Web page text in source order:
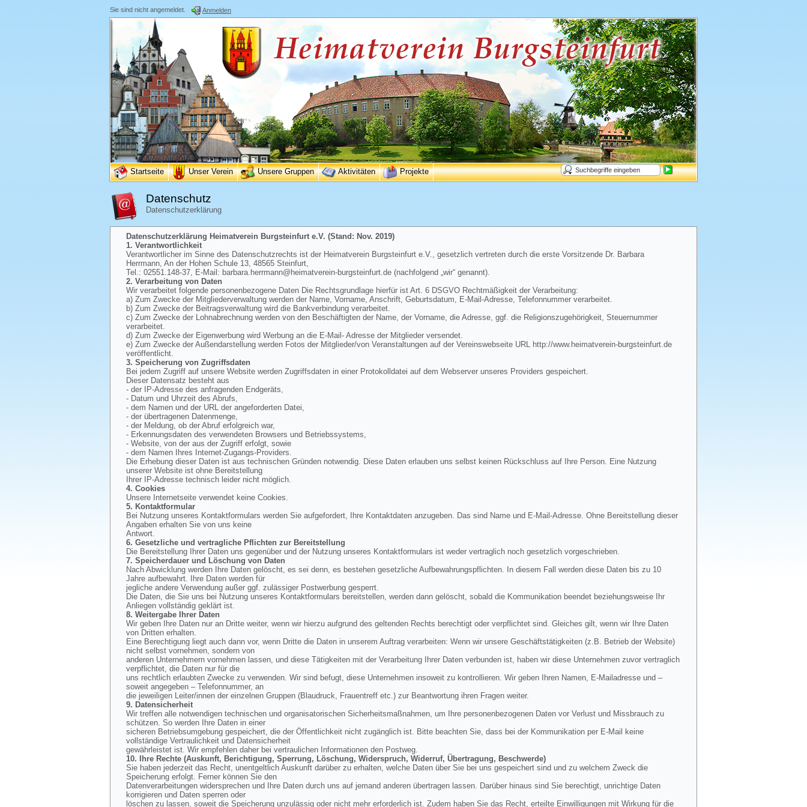
Sie sind nicht angemeldet. Anmelden
Startseite Unser Verein Unsere Gruppen Aktivitäten Projekte
Datenschutz
Datenschutzerklärung
Datenschutzerklärung Heimatverein Burgsteinfurt e.V. (Stand: Nov. 2019)
1. Verantwortlichkeit
Verantwortlicher im Sinne des Datenschutzrechts ist der Heimatverein Burgsteinfurt e.V., gesetzlich vertreten durch die erste Vorsitzende Dr. Barbara
Herrmann, An der Hohen Schule 13, 48565 Steinfurt,
Tel.: 02551.148-37, E-Mail: barbara.herrmann@heimatverein-burgsteinfurt.de (nachfolgend „wir“ genannt).
2. Verarbeitung von Daten
Wir verarbeitet folgende personenbezogene Daten Die Rechtsgrundlage hierfür ist Art. 6 DSGVO Rechtmäßigkeit der Verarbeitung:
a) Zum Zwecke der Mitgliederverwaltung werden der Name, Vorname, Anschrift, Geburtsdatum, E-Mail-Adresse, Telefonnummer verarbeitet.
b) Zum Zwecke der Beitragsverwaltung wird die Bankverbindung verarbeitet.
c) Zum Zwecke der Lohnabrechnung werden von den Beschäftigten der Name, der Vorname, die Adresse, ggf. die Religionszugehörigkeit, Steuernummer
verarbeitet.
d) Zum Zwecke der Eigenwerbung wird Werbung an die E-Mail- Adresse der Mitglieder versendet.
e) Zum Zwecke der Außendarstellung werden Fotos der Mitglieder/von Veranstaltungen auf der Vereinswebseite URL http://www.heimatverein-burgsteinfurt.de
veröffentlicht.
3. Speicherung von Zugriffsdaten
Bei jedem Zugriff auf unsere Website werden Zugriffsdaten in einer Protokolldatei auf dem Webserver unseres Providers gespeichert.
Dieser Datensatz besteht aus
- der IP-Adresse des anfragenden Endgeräts,
- Datum und Uhrzeit des Abrufs,
- dem Namen und der URL der angeforderten Datei,
- der übertragenen Datenmenge,
- der Meldung, ob der Abruf erfolgreich war,
- Erkennungsdaten des verwendeten Browsers und Betriebssystems,
- Website, von der aus der Zugriff erfolgt, sowie
- dem Namen Ihres Internet-Zugangs-Providers.
Die Erhebung dieser Daten ist aus technischen Gründen notwendig. Diese Daten erlauben uns selbst keinen Rückschluss auf Ihre Person. Eine Nutzung
unserer Website ist ohne Bereitstellung
Ihrer IP-Adresse technisch leider nicht möglich.
4. Cookies
Unsere Internetseite verwendet keine Cookies.
5. Kontaktformular
Bei Nutzung unseres Kontaktformulars werden Sie aufgefordert, Ihre Kontaktdaten anzugeben. Das sind Name und E-Mail-Adresse. Ohne Bereitstellung dieser
Angaben erhalten Sie von uns keine
Antwort.
6. Gesetzliche und vertragliche Pflichten zur Bereitstellung
Die Bereitstellung Ihrer Daten uns gegenüber und der Nutzung unseres Kontaktformulars ist weder vertraglich noch gesetzlich vorgeschrieben.
7. Speicherdauer und Löschung von Daten
Nach Abwicklung werden Ihre Daten gelöscht, es sei denn, es bestehen gesetzliche Aufbewahrungspflichten. In diesem Fall werden diese Daten bis zu 10
Jahre aufbewahrt. Ihre Daten werden für
jegliche andere Verwendung außer ggf. zulässiger Postwerbung gesperrt.
Die Daten, die Sie uns bei Nutzung unseres Kontaktformulars bereitstellen, werden dann gelöscht, sobald die Kommunikation beendet beziehungsweise Ihr
Anliegen vollständig geklärt ist.
8. Weitergabe Ihrer Daten
Wir geben Ihre Daten nur an Dritte weiter, wenn wir hierzu aufgrund des geltenden Rechts berechtigt oder verpflichtet sind. Gleiches gilt, wenn wir Ihre Daten
von Dritten erhalten.
Eine Berechtigung liegt auch dann vor, wenn Dritte die Daten in unserem Auftrag verarbeiten: Wenn wir unsere Geschäftstätigkeiten (z.B. Betrieb der Website)
nicht selbst vornehmen, sondern von
anderen Unternehmern vornehmen lassen, und diese Tätigkeiten mit der Verarbeitung Ihrer Daten verbunden ist, haben wir diese Unternehmen zuvor vertraglich
verpflichtet, die Daten nur für die
uns rechtlich erlaubten Zwecke zu verwenden. Wir sind befugt, diese Unternehmen insoweit zu kontrollieren. Wir geben Ihren Namen, E-Mailadresse und –
soweit angegeben – Telefonnummer, an
die jeweiligen Leiter/innen der einzelnen Gruppen (Blaudruck, Frauentreff etc.) zur Beantwortung ihren Fragen weiter.
9. Datensicherheit
Wir treffen alle notwendigen technischen und organisatorischen Sicherheitsmaßnahmen, um Ihre personenbezogenen Daten vor Verlust und Missbrauch zu
schützen. So werden Ihre Daten in einer
sicheren Betriebsumgebung gespeichert, die der Öffentlichkeit nicht zugänglich ist. Bitte beachten Sie, dass bei der Kommunikation per E-Mail keine
vollständige Vertraulichkeit und Datensicherheit
gewährleistet ist. Wir empfehlen daher bei vertraulichen Informationen den Postweg.
10. Ihre Rechte (Auskunft, Berichtigung, Sperrung, Löschung, Widerspruch, Widerruf, Übertragung, Beschwerde)
Sie haben jederzeit das Recht, unentgeltlich Auskunft darüber zu erhalten, welche Daten über Sie bei uns gespeichert sind und zu welchem Zweck die
Speicherung erfolgt. Ferner können Sie den
Datenverarbeitungen widersprechen und Ihre Daten durch uns auf jemand anderen übertragen lassen. Darüber hinaus sind Sie berechtigt, unrichtige Daten
korrigieren und Daten sperren oder
löschen zu lassen, soweit die Speicherung unzulässig oder nicht mehr erforderlich ist. Zudem haben Sie das Recht, erteilte Einwilligungen mit Wirkung für die